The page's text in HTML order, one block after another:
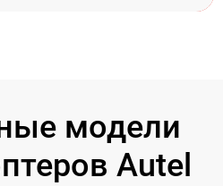
модели
Autel